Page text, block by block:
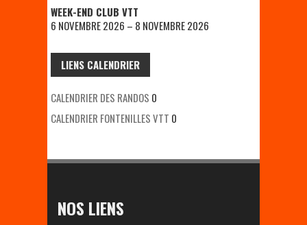
WEEK-END CLUB VTT
6 NOVEMBRE 2026 – 8 NOVEMBRE 2026
LIENS CALENDRIER
CALENDRIER DES RANDOS 0
CALENDRIER FONTENILLES VTT 0
NOS LIENS